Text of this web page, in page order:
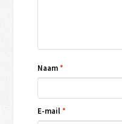
Naam*
E-mail*